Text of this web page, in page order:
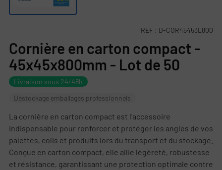
REF : D-COR45453L800
Cornière en carton compact -
45x45x800mm - Lot de 50
Livraison sous 24/48h
Déstockage emballages professionnels
La cornière en carton compact est l’accessoire
indispensable pour renforcer et protéger les angles de vos
palettes, colis et produits lors du transport et du stockage.
Conçue en carton compact, elle allie légèreté, robustesse
et résistance, garantissant une protection optimale contre